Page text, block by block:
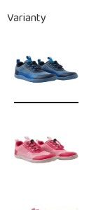
Varianty